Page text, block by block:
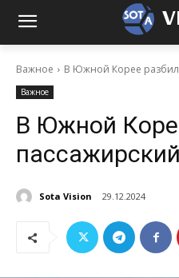
Важное В Южной Корее
Важное
В Южной
Sota Vision 29.12.2024